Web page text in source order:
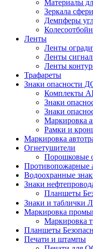
Материалы
Зеркала
Демпферы
Ленты
Ленты
Ленты
Ленты
Трафареты
Знаки опасности
Комплекты
Знаки
Знаки
Маркировка
Рамки и
Маркировка
Огнетушители
Порошковые
Противопожарные
Водоохранные
Знаки
Планшеты
Знаки и таблички
Маркировка
Маркировка
Планшеты
Печати и штампы